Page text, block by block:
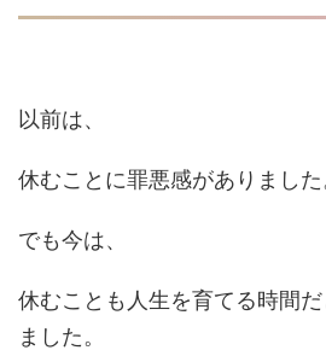
以前は、
休むことに罪悪感がありました
でも今は、
休むことも人生を育てる時間
ました。